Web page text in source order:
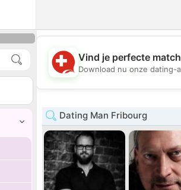
Vind je perfecte match
Download nu onze dating-
Dating Man Fribourg